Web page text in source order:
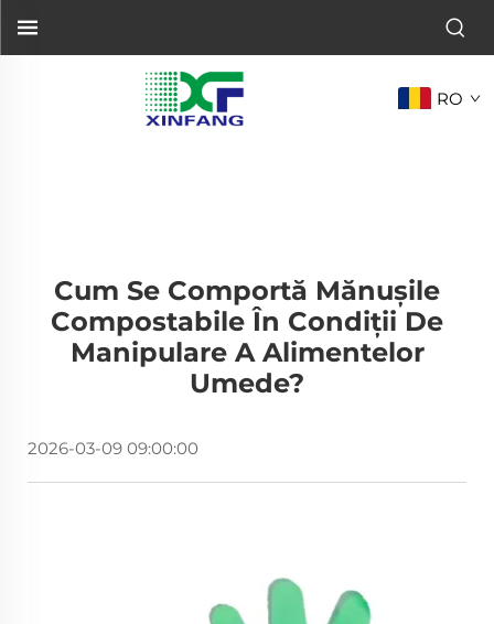
RO
Cum Se Comportă Mănușile
Compostabile În Condiții De
Manipulare A Alimentelor
Umede?
2026-03-09 09:00:00